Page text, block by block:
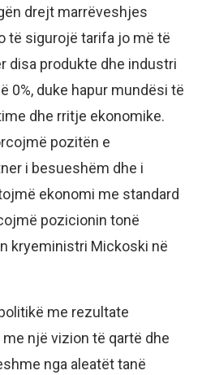
drejt marrëveshjes
të sigurojë tarifa jo më të
disa produkte dhe industri
0%, duke hapur mundësi të
dhe rritje ekonomike.
pozitën e
i besueshëm dhe i
ekonomi me standard
pozicionin tonë
kryeministri Mickoski në
me rezultate
me një vizion të qartë dhe
nga aleatët tanë